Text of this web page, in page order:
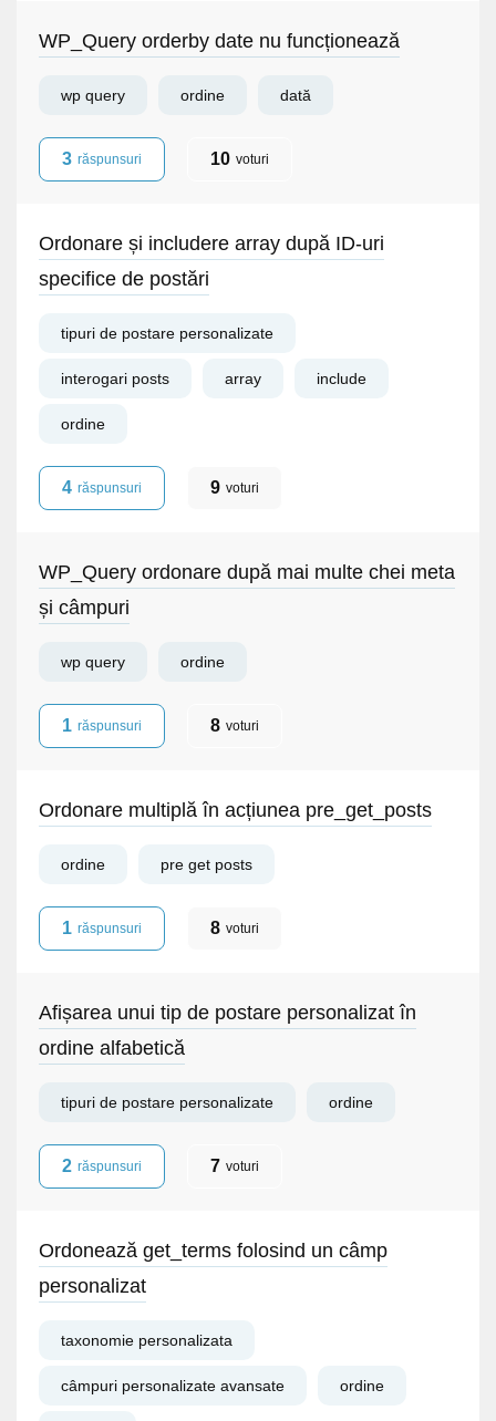
WP_Query orderby date nu funcționează
wp query ordine dată
3 răspunsuri 10 voturi
Ordonare și includere array după ID-uri
specifice de postări
tipuri de postare personalizate
interogari posts array include
ordine
4 răspunsuri 9 voturi
WP_Query ordonare după mai multe chei meta
și câmpuri
wp query ordine
1 răspunsuri 8 voturi
Ordonare multiplă în acțiunea pre_get_posts
ordine pre get posts
1 răspunsuri 8 voturi
Afișarea unui tip de postare personalizat în
ordine alfabetică
tipuri de postare personalizate ordine
2 răspunsuri 7 voturi
Ordonează get_terms folosind un câmp
personalizat
taxonomie personalizata
câmpuri personalizate avansate ordine